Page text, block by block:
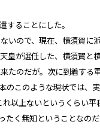
することにした。
いので、現在、横須賀に
皇が選任した、横須賀と
たのだが。次に到着する
のこのような現状では、
以上ないというくらい平
たく無知ということなの